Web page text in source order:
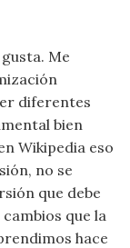
Me
diferentes
bien
Wikipedia eso
no se
que debe
que la
hace